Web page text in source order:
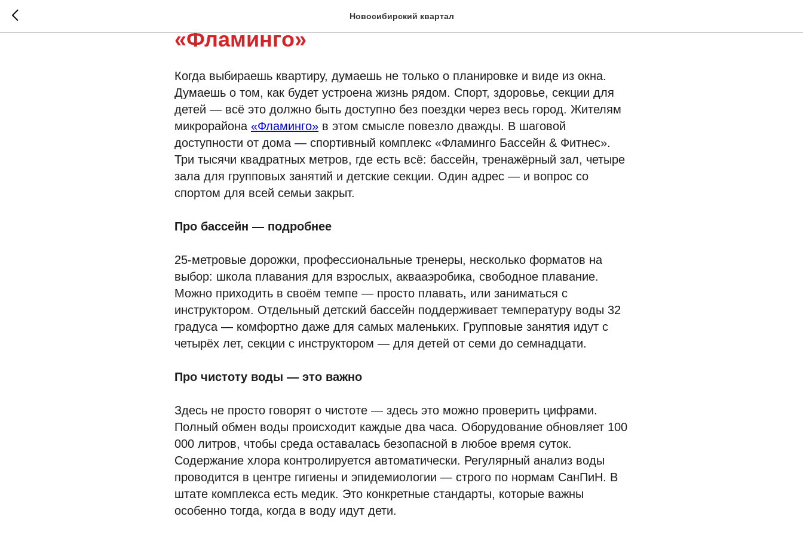
Новосибирский квартал
Ещё один повод выбрать микрорайон
«Фламинго»
Когда выбираешь квартиру, думаешь не только о планировке и виде из окна.
Думаешь о том, как будет устроена жизнь рядом. Спорт, здоровье, секции для
детей — всё это должно быть доступно без поездки через весь город. Жителям
микрорайона «Фламинго» в этом смысле повезло дважды. В шаговой
доступности от дома — спортивный комплекс «Фламинго Бассейн & Фитнес».
Три тысячи квадратных метров, где есть всё: бассейн, тренажёрный зал, четыре
зала для групповых занятий и детские секции. Один адрес — и вопрос со
спортом для всей семьи закрыт.
Про бассейн — подробнее
25-метровые дорожки, профессиональные тренеры, несколько форматов на
выбор: школа плавания для взрослых, аквааэробика, свободное плавание.
Можно приходить в своём темпе — просто плавать, или заниматься с
инструктором. Отдельный детский бассейн поддерживает температуру воды 32
градуса — комфортно даже для самых маленьких. Групповые занятия идут с
четырёх лет, секции с инструктором — для детей от семи до семнадцати.
Про чистоту воды — это важно
Здесь не просто говорят о чистоте — здесь это можно проверить цифрами.
Полный обмен воды происходит каждые два часа. Оборудование обновляет 100
000 литров, чтобы среда оставалась безопасной в любое время суток.
Содержание хлора контролируется автоматически. Регулярный анализ воды
проводится в центре гигиены и эпидемиологии — строго по нормам СанПиН. В
штате комплекса есть медик. Это конкретные стандарты, которые важны
особенно тогда, когда в воду идут дети.